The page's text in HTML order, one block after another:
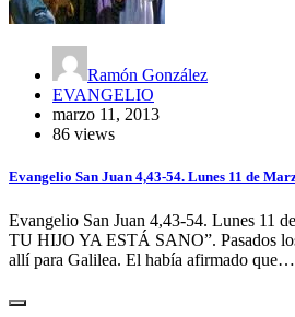
Ramón González
EVANGELIO
marzo 11, 2013
86 views
Evangelio San Juan 4,43-54. Lunes 11 de
Evangelio San Juan 4,43-54. Lunes 11
TU HIJO YA ESTÁ SANO”. Pasados
allí para Galilea. El había afirmado que…